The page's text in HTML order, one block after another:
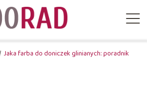
Jaka farba do doniczek glinianych: poradnik